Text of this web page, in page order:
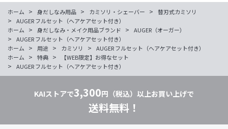
ホーム > 身だしなみ用品 > カミソリ・シェーバー > 替刃式カミソリ
>
AUGER フルセット（ヘアケアセット付き）
ホーム
> 身だしなみ・メイク用品ブランド > AUGER（オーガー）
>
AUGER フルセット（ヘアケアセット付き）
ホーム
> 用途 > カミソリ >
AUGER フルセット（ヘアケアセット付き）
ホーム
> 特典 > 【WEB限定】お得なセット
> AUGER フルセット（ヘアケアセット付き）
KAIストアで3,300円（税込）以上お買い上げで
送料無料！